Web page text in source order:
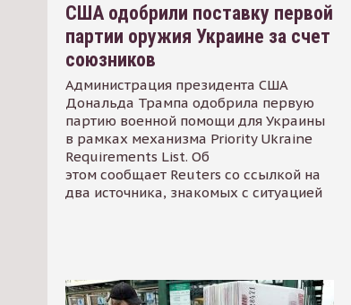
США одобрили поставку первой
партии оружия Украине за счет
союзников
Администрация президента США
Дональда Трампа одобрила первую
партию военной помощи для Украины
в рамках механизма Priority Ukraine
Requirements List. Об
этом сообщает Reuters со ссылкой на
два источника, знакомых с ситуацией